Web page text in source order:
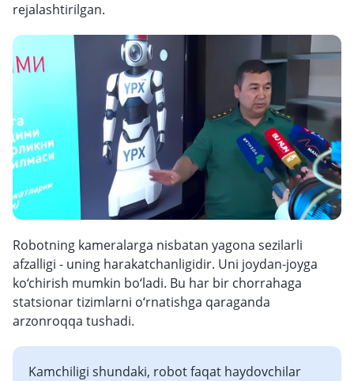
rejalashtirilgan.
Robotning kameralarga nisbatan yagona sezilarli
afzalligi - uning harakatchanligidir. Uni joydan-joyga
ko‘chirish mumkin bo‘ladi. Bu har bir chorrahaga
statsionar tizimlarni o‘rnatishga qaraganda
arzonroqqa tushadi.
Kamchiligi shundaki, robot faqat haydovchilar